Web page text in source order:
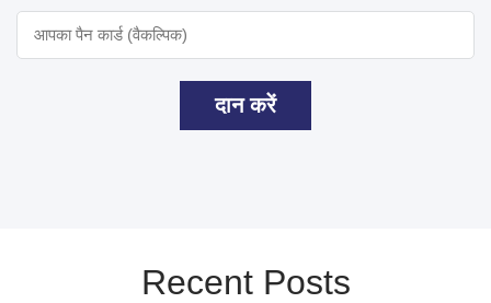
दान करें
Recent Posts